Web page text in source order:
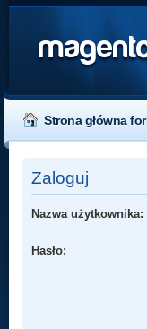
Strona główna
Zaloguj
Nazwa użytkownika:
Hasło: